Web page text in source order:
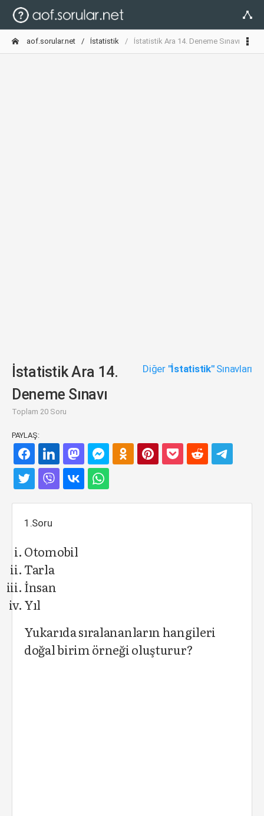
aof.sorular.net İstatistik İstatistik Ara 14. Deneme Sınavı
İstatistik Ara 14.
Deneme Sınavı
Toplam 20 Soru
Diğer "İstatistik"Sınavları
PAYLAŞ:
1.Soru
Otomobil
Tarla
İnsan
Yıl
Yukarıda sıralananların hangileri
doğal birim örneği oluşturur?